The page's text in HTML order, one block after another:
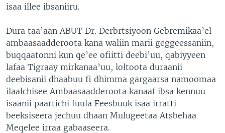
isaa illee ibsaniiru.
Dura taa’aan ABUT Dr. Derbrtsiyoon Gebremikaa’el
ambaasaadderoota kana waliin marii geggeessaniin,
buqqaatonni kun qe’ee ofiitti deebi’uu, qabiyyeen
lafaa Tigraay mirkanaa’uu, loltoota duraanii
deebisanii dhaabuu fi dhimma gargaarsa namoomaa
ilaalchisee Ambaasaadderoota kanaaf ibsa kennuu
isaanii paartichi fuula Feesbuuk isaa irratti
beeksiseera jechuu dhaan Mulugeetaa Atsbehaa
Meqelee irraa gabaaseera.